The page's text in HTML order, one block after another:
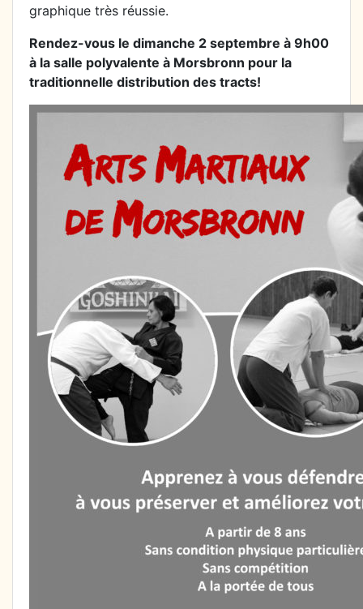
graphique très réussie.
Rendez-vous le dimanche 2 septembre à 9h00
à la salle polyvalente à Morsbronn pour la
traditionnelle distribution des tracts!